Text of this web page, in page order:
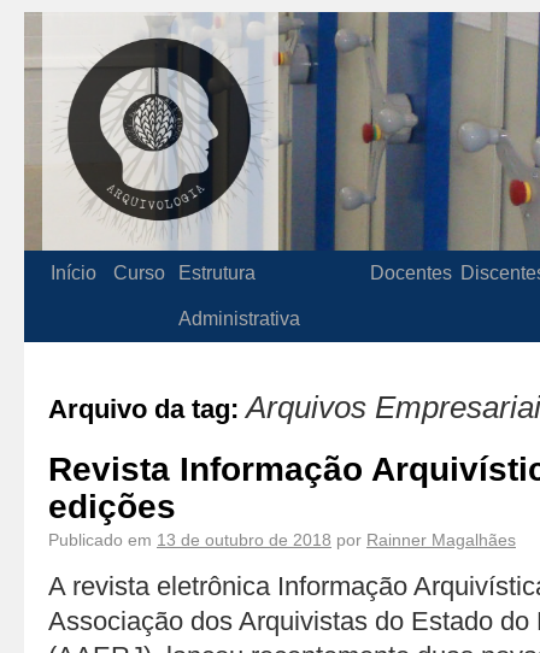
Início Curso Estrutura
Administrativa
Docentes
Arquivo da tag:Arquivos
Revista Informação
edições
Publicado em 13 de outubro de 2018 por Rainner Magalhães
A revista eletrônica Informação
Associação dos Arquivistas do Estado do